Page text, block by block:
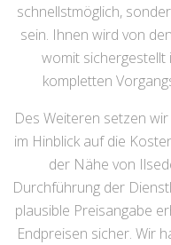
schnellstmöglich,
sein. Ihnen wird von
womit sichergestellt
kompletten
Des Weiteren setzen
im Hinblick auf die
der Nähe von
Durchführung der
plausible Preisangabe
Endpreisen sicher. Wir